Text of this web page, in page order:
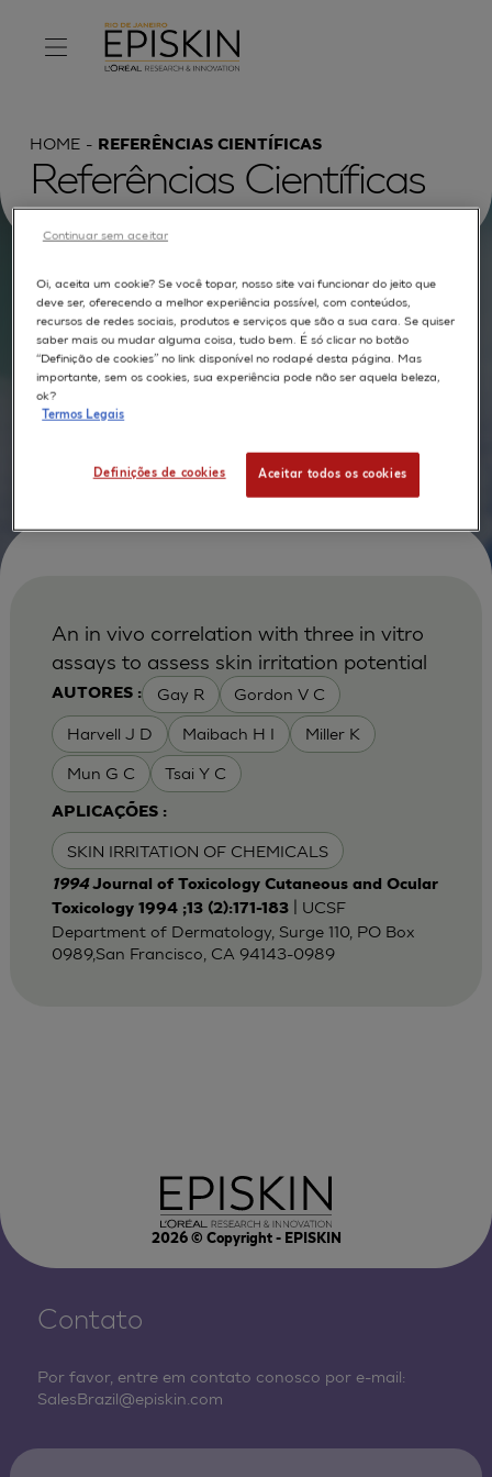
HOME REFERÊNCIAS CIENTÍFICAS
Referências Científicas
Procurar por :
TEXTO COMPLETO MODELOS APLICAÇÕES
AUTORES
AUTORES : Gay R Gordon V C
Harvell J D Maibach H I Miller K
Mun G C Tsai Y C
APLICAÇÕES :
SKIN IRRITATION OF CHEMICALS
An in vivo correlation with three in vitro
assays to assess skin irritation potential
1994Journal of Toxicology Cutaneous and Ocular
Toxicology 1994 ;13 (2):171-183| UCSF
Department of Dermatology, Surge 110, PO Box
0989,San Francisco, CA 94143-0989
2026© Copyright - EPISKIN
Contato
Por favor, entre em contato conosco por e-mail:
SalesBrazil@episkin.com
Oi, aceita um cookie? Se você topar, nosso site vai funcionar do jeito que
deve ser, oferecendo a melhor experiência possível, com conteúdos,
recursos de redes sociais, produtos e serviços que são a sua cara. Se quiser
saber mais ou mudar alguma coisa, tudo bem. É só clicar no botão
“Definição de cookies” no link disponível no rodapé desta página. Mas
importante, sem os cookies, sua experiência pode não ser aquela beleza,
ok?
Termos Legais
Definições de cookies Aceitar todos os cookies
Continuar sem aceitar